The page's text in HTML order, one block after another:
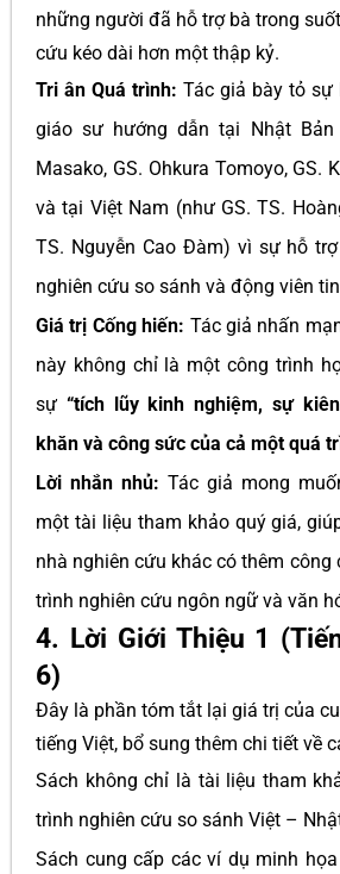
những người đã hỗ trợ bà trong
cứu kéo dài hơn một thập kỷ.
Tri ân Quá trình: Tác giả bày tỏ
giáo sư hướng dẫn tại Nhật Bản
Masako, GS. Ohkura Tomoyo, GS.
và tại Việt Nam (như GS. TS.
TS. Nguyễn Cao Đàm) vì sự hỗ
nghiên cứu so sánh và động viên
Giá trị Cống hiến: Tác giả nhấn
này không chỉ là một công trình
sự “tích lũy kinh nghiệm, sự
khăn và công sức của cả một quá
Lời nhắn nhủ: Tác giả mong
một tài liệu tham khảo quý giá,
nhà nghiên cứu khác có thêm công
trình nghiên cứu ngôn ngữ và văn
4. Lời Giới Thiệu 1
6)
Đây là phần tóm tắt lại giá trị của
tiếng Việt, bổ sung thêm chi tiết về
Sách không chỉ là tài liệu tham
trình nghiên cứu so sánh Việt –
Sách cung cấp các ví dụ minh